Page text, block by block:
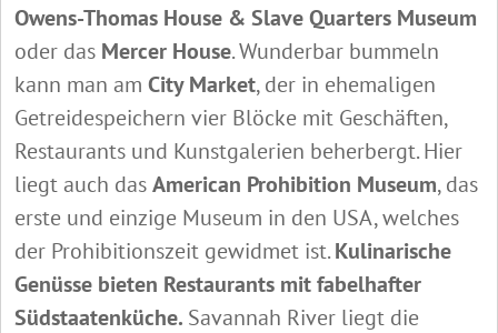
Owens-Thomas House & Slave Quarters Museum
oder das Mercer House. Wunderbar bummeln
kann man am City Market, der in ehemaligen
Getreidespeichern vier Blöcke mit Geschäften,
Restaurants und Kunstgalerien beherbergt. Hier
liegt auch dasAmerican Prohibition Museum, das
erste und einzige Museum in den USA, welches
der Prohibitionszeit gewidmet ist.Kulinarische
Genüsse bieten Restaurants mit fabelhafter
Südstaatenküche. Savannah River liegt die